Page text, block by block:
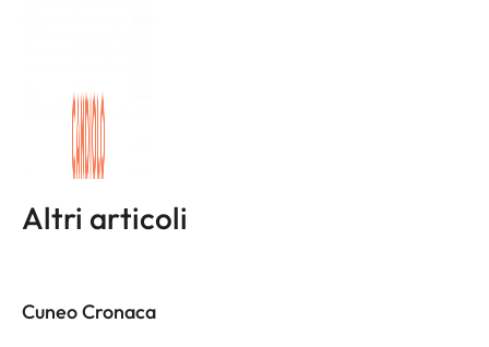
Altri articoli
Cuneo Cronaca